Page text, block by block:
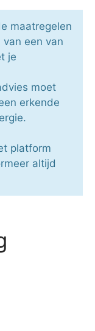
maatregelen
een van
je
moet
erkende
platform
altijd